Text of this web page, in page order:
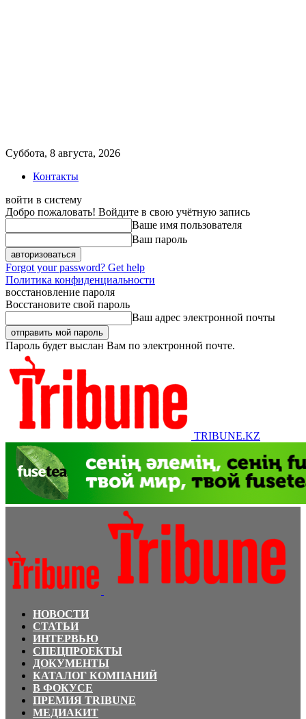
Суббота, 8 августа, 2026
Контакты
войти в систему
Добро пожаловать! Войдите в свою учётную запись
Ваше имя пользователя
Ваш пароль
Forgot your password? Get help
Политика конфиденциальности
восстановление пароля
Восстановите свой пароль
Ваш адрес электронной почты
Пароль будет выслан Вам по электронной почте.
TRIBUNE.KZ
НОВОСТИ
СТАТЬИ
ИНТЕРВЬЮ
СПЕЦПРОЕКТЫ
ДОКУМЕНТЫ
КАТАЛОГ КОМПАНИЙ
В ФОКУСЕ
ПРЕМИЯ TRIBUNE
МЕДИАКИТ